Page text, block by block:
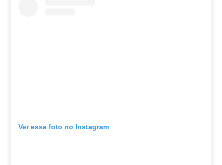
Ver essa foto no Instagram